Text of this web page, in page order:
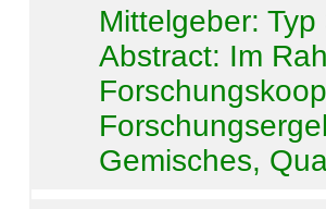
Mittelgeber: Typ
Abstract: Im
Gemisches,